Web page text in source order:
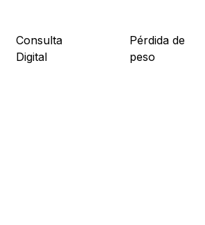
Consulta
Digital
Pérdida de
peso